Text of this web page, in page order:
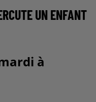
UN ENFANT
à